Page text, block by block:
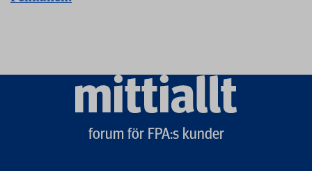
Mittiallt
forum för FPA:s kunder